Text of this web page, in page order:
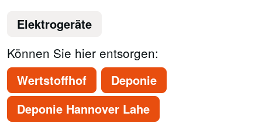
Elektrogeräte
Können Sie hier entsorgen:
Wertstoffhof
Deponie
Deponie Hannover Lahe